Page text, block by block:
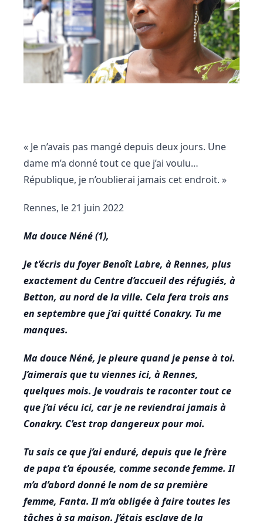
« Je n’avais pas mangé depuis deux jours. Une
dame m’a donné tout ce que j’ai voulu…
République, je n’oublierai jamais cet endroit. »
Rennes, le 21 juin 2022
Ma douce Néné (1),
Je t’écris du foyer Benoît Labre, à Rennes, plus
exactement du Centre d’accueil des réfugiés, à
Betton, au nord de la ville. Cela fera trois ans
en septembre que j’ai quitté Conakry. Tu me
manques.
Ma douce Néné, je pleure quand je pense à toi.
J’aimerais que tu viennes ici, à Rennes,
quelques mois. Je voudrais te raconter tout ce
que j’ai vécu ici, car je ne reviendrai jamais à
Conakry. C’est trop dangereux pour moi.
Tu sais ce que j’ai enduré, depuis que le frère
de papa t’a épousée, comme seconde femme. Il
m’a d’abord donné le nom de sa première
femme, Fanta. Il m’a obligée à faire toutes les
tâches à sa maison. J’étais esclave de la